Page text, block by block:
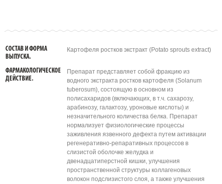
СОСТАВ И ФОРМА
ВЫПУСКА.
Картофеля ростков экстракт (Potato sprouts extract)
ФАРМАКОЛОГИЧЕСКОЕ
ДЕЙСТВИЕ.
Препарат представляет собой фракцию из
водного экстракта ростков картофеля (Solanum
tuberosum), состоящую в основном из
полисахаридов (включающих, в т.ч. сахарозу,
арабинозу, галактозу, уроновые кислоты) и
незначительного количества белка. Препарат
нормализует физиологические процессы
заживления язвенного дефекта путем активации
регенеративно-репаративных процессов в
слизистой оболочке желудка и
двенадцатиперстной кишки, улучшения
пространственной структуры коллагеновых
волокон подслизистого слоя, а также улучшения